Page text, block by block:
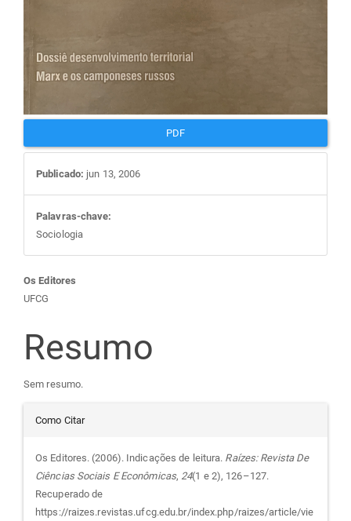
PDF
Publicado: jun 13, 2006
Palavras-chave:
Sociologia
Conteúdo
do
artigo
principal
Os Editores
UFCG
Resumo
Sem resumo.
Detalhes
do
artigo
Como Citar
Os Editores. (2006). Indicações de leitura. Raízes: Revista De
Ciências Sociais E Econômicas, 24(1 e 2), 126–127.
Recuperado de
https://raizes.revistas.ufcg.edu.br/index.php/raizes/article/vie